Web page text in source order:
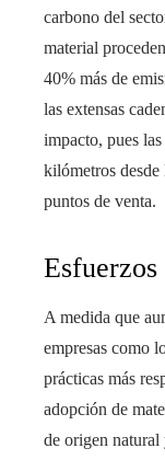
carbono del
material
40% más de
las extensas
impacto, pues
kilómetros desde
puntos de venta.
A medida que
empresas como
prácticas más
adopción de
de origen